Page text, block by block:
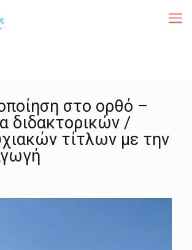
στο ορθό –
διδακτορικών /
τίτλων με την